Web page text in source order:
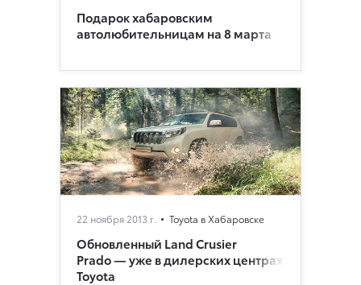
Подарок хабаровским
автолюбительницам на 8 марта
22 ноября 2013 г. Toyota в Хабаровске
Обновленный Land Crusier
Prado — уже в дилерских центрах
Toyota